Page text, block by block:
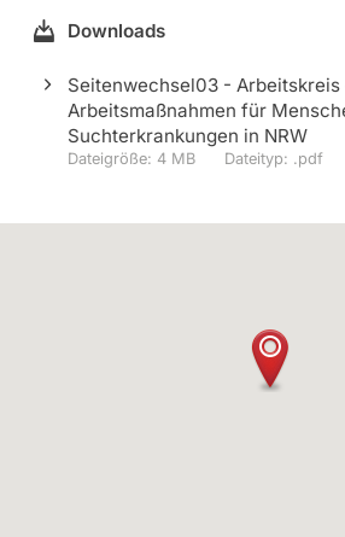
Downloads
Seitenwechsel03 - Arbeitskreis
Arbeitsmaßnahmen für
Suchterkrankungen in NRW
4 MB .pdf